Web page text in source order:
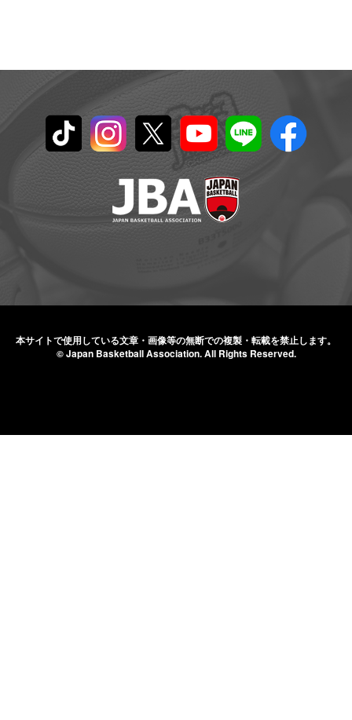
本サイトで使用している文章・画像等の無断での複製・転載を禁止します。
© Japan Basketball Association.All Rights Reserved.